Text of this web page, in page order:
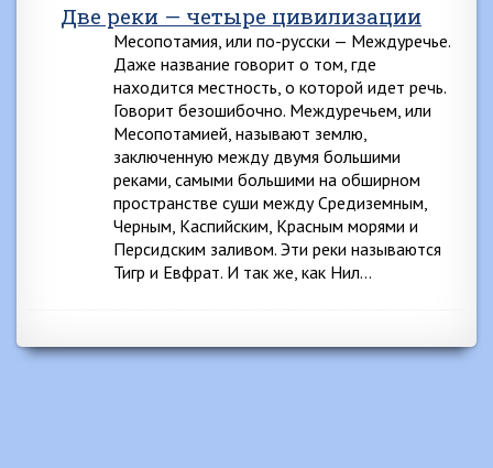
Две реки — четыре цивилизации
Месопотамия, или по-русски — Междуречье.
Даже название говорит о том, где
находится местность, о которой идет речь.
Говорит безошибочно. Междуречьем, или
Месопотамией, называют землю,
заключенную между двумя большими
реками, самыми большими на обширном
пространстве суши между Средиземным,
Черным, Каспийским, Красным морями и
Персидским заливом. Эти реки называются
Тигр и Евфрат. И так же, как Нил…